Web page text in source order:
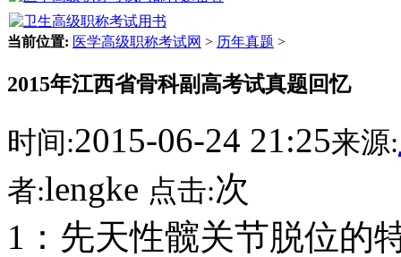
当前位置: 医学高级职称考试网 > 历年真题 >
2015年江西省骨科副高考试真题回忆
时间:2015-06-24 21:25来源:
者:lengke 点击:次
1：先天性髋关节脱位的